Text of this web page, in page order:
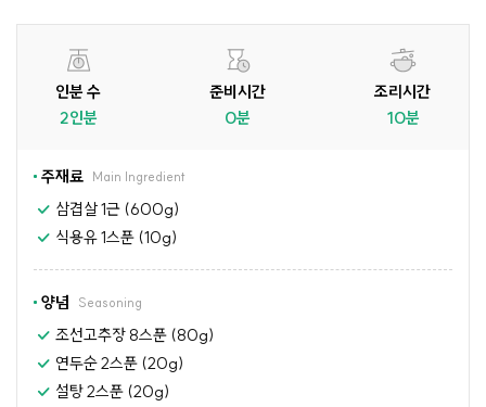
인분 수
2인분
준비시간
0분
조리시간
10분
주재료 Main Ingredient
삼겹살 1근 (600g)
식용유 1스푼 (10g)
양념 Seasoning
조선고추장 8스푼 (80g)
연두순 2스푼 (20g)
설탕 2스푼 (20g)